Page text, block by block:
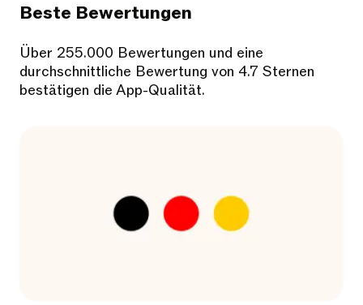
Beste Bewertungen
Über 255.000 Bewertungen und eine
durchschnittliche Bewertung von 4.7 Sternen
bestätigen die App-Qualität.